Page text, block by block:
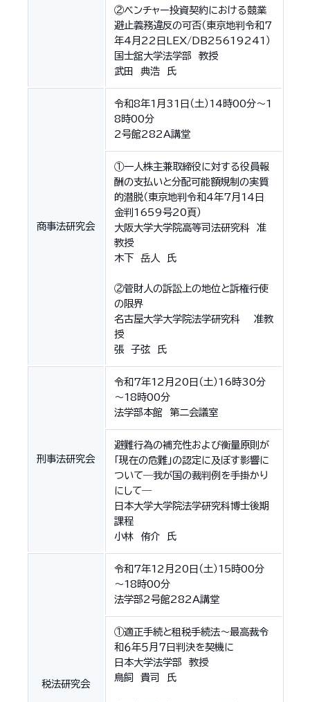
②ベンチャー投資契約における競業
避止義務違反の可否（東京地判令和7
年4月22日LEX/DB25619241）
国士舘大学法学部 教授
武田 典浩 氏
商事法研究会
令和8年1月31日（土）14時00分〜1
8時00分
2号館282A講堂
①一人株主兼取締役に対する役員報
酬の支払いと分配可能額規制の実質
的潜脱（東京地判令和4年7月14日
金判1659号20頁）
大阪大学大学院高等司法研究科 准
教授
木下 岳人 氏
②管財人の訴訟上の地位と訴権行使
の限界
名古屋大学大学院法学研究科 准教
授
張 子弦 氏
刑事法研究会
令和7年12月20日（土）16時30分
～18時00分
法学部本館 第二会議室
避難行為の補充性および衡量原則が
「現在の危難」の認定に及ぼす影響に
ついて―我が国の裁判例を手掛かり
にして―
日本大学大学院法学研究科博士後期
課程
小林 侑介 氏
税法研究会
令和7年12月20日（土）15時00分
～18時00分
法学部2号館282A講堂
①適正手続と租税手続法～最高裁令
和６年５月７日判決を契機に
日本大学法学部 教授
鳥飼 貴司 氏